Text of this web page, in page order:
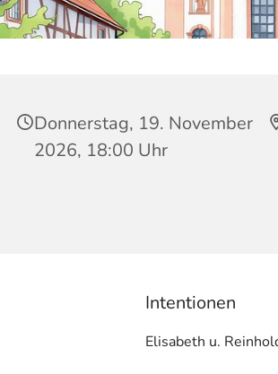
Donnerstag, 19. November
2026, 18:00 Uhr
Intentionen
Elisabeth u.